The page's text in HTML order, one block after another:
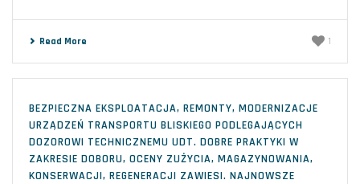
Read More 1
BEZPIECZNA EKSPLOATACJA, REMONTY, MODERNIZACJE
URZĄDZEŃ TRANSPORTU BLISKIEGO PODLEGAJĄCYCH
DOZOROWI TECHNICZNEMU UDT. DOBRE PRAKTYKI W
ZAKRESIE DOBORU, OCENY ZUŻYCIA, MAGAZYNOWANIA,
KONSERWACJI, REGENERACJI ZAWIESI. NAJNOWSZE